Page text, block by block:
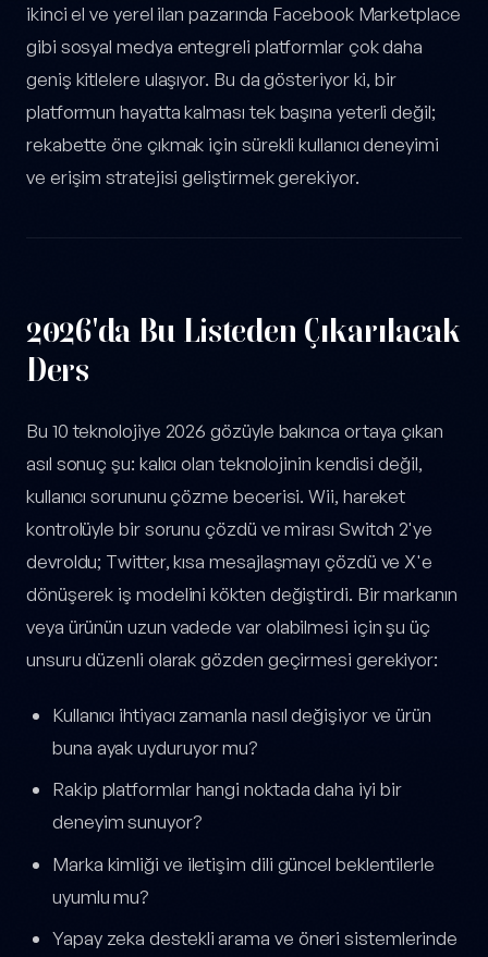
ikinci el ve yerel ilan pazarında Facebook Marketplace
gibi sosyal medya entegreli platformlar çok daha
geniş kitlelere ulaşıyor. Bu da gösteriyor ki, bir
platformun hayatta kalması tek başına yeterli değil;
rekabette öne çıkmak için sürekli kullanıcı deneyimi
ve erişim stratejisi geliştirmek gerekiyor.
2026'da Bu Listeden Çıkarılacak
Ders
Bu 10 teknolojiye 2026 gözüyle bakınca ortaya çıkan
asıl sonuç şu: kalıcı olan teknolojinin kendisi değil,
kullanıcı sorununu çözme becerisi. Wii, hareket
kontrolüyle bir sorunu çözdü ve mirası Switch 2'ye
devroldu; Twitter, kısa mesajlaşmayı çözdü ve X'e
dönüşerek iş modelini kökten değiştirdi. Bir markanın
veya ürünün uzun vadede var olabilmesi için şu üç
unsuru düzenli olarak gözden geçirmesi gerekiyor:
Kullanıcı ihtiyacı zamanla nasıl değişiyor ve ürün
buna ayak uyduruyor mu?
Rakip platformlar hangi noktada daha iyi bir
deneyim sunuyor?
Marka kimliği ve iletişim dili güncel beklentilerle
uyumlu mu?
Yapay zeka destekli arama ve öneri sistemlerinde